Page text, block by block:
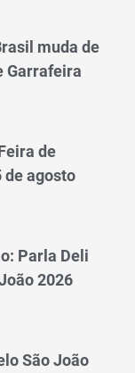
muda de
Garrafeira
de
de agosto
Parla Deli
2026
São João